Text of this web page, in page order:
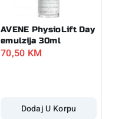
AVENE PhysioLift Day
emulzija 30ml
70,50 KM
Dodaj U Korpu